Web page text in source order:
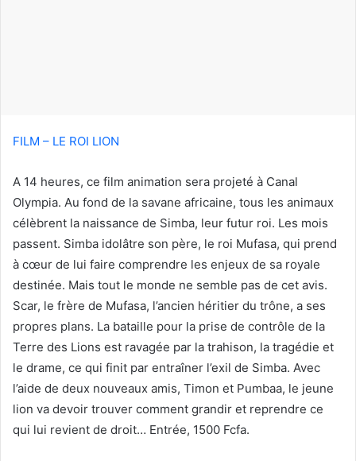
FILM – LE ROI LION
A 14 heures, ce film animation sera projeté à Canal
Olympia. Au fond de la savane africaine, tous les animaux
célèbrent la naissance de Simba, leur futur roi. Les mois
passent. Simba idolâtre son père, le roi Mufasa, qui prend
à cœur de lui faire comprendre les enjeux de sa royale
destinée. Mais tout le monde ne semble pas de cet avis.
Scar, le frère de Mufasa, l’ancien héritier du trône, a ses
propres plans. La bataille pour la prise de contrôle de la
Terre des Lions est ravagée par la trahison, la tragédie et
le drame, ce qui finit par entraîner l’exil de Simba. Avec
l’aide de deux nouveaux amis, Timon et Pumbaa, le jeune
lion va devoir trouver comment grandir et reprendre ce
qui lui revient de droit… Entrée, 1500 Fcfa.